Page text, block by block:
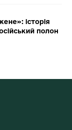
історія
полон